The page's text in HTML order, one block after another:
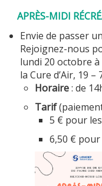
MULTIMÉDIA
LA LIGUE
CONTACTS
APRÈS-MIDI
Envie de passer
Rejoignez-nous
lundi 20 octobre à
la Cure d’Air, 19 –
Horaire: de
Tarif
5 € pour
6,50 €